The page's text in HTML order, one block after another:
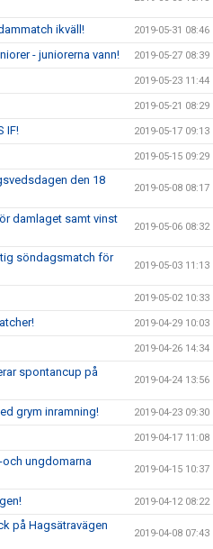
ikväll! 2019-05-31 08:46
- juniorerna vann! 2019-05-27 08:39
2019-05-23 11:44
2019-05-21 08:29
IF! 2019-05-17 09:13
2019-05-15 09:29
den 18
2019-05-08 08:17
damlaget samt vinst
2019-05-06 08:32
söndagsmatch för
2019-05-03 11:13
2019-05-02 10:33
2019-04-29 10:03
2019-04-26 14:34
spontancup på
2019-04-24 13:56
grym inramning! 2019-04-23 09:30
2019-04-17 11:08
ungdomarna
2019-04-15 10:37
2019-04-12 08:22
på Hagsätravägen
2019-04-08 07:43